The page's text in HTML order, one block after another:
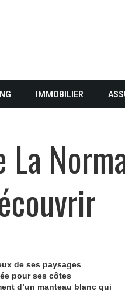
IMMOBILIER
de ses paysages
pour ses côtes
d’un manteau blanc qui